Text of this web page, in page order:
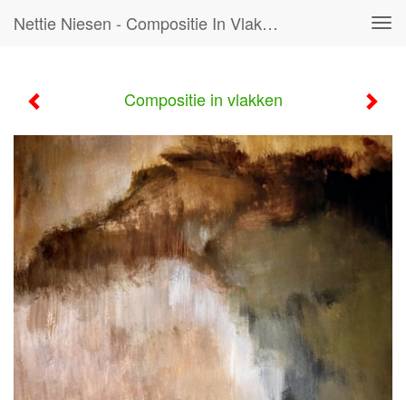
Nettie Niesen - Compositie In Vlakken
Compositie in vlakken